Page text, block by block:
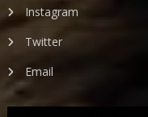
Instagram
Twitter
Email